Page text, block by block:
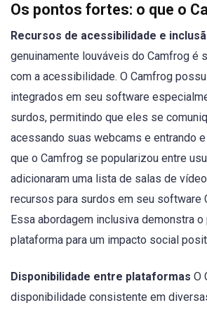
Os pontos fortes: o que o
Recursos de acessibilidade e
genuinamente louváveis do Camfrog é
com a acessibilidade. O Camfrog
integrados em seu software
surdos, permitindo que eles se
acessando suas webcams e entrando
que o Camfrog se popularizou entre
adicionaram uma lista de salas de
recursos para surdos em seu software
Essa abordagem inclusiva demonstra
plataforma para um impacto social
Disponibilidade entre plataformas O
disponibilidade consistente em